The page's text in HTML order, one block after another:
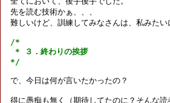
先を読む技術かぁ、、、
難しいけど、訓練してみなさんは、私みた
/*
* ３．終わりの挨拶
*/
で、今日は何が言いたかったの？
得に愚痴も無く（期待してたのに？そんな読